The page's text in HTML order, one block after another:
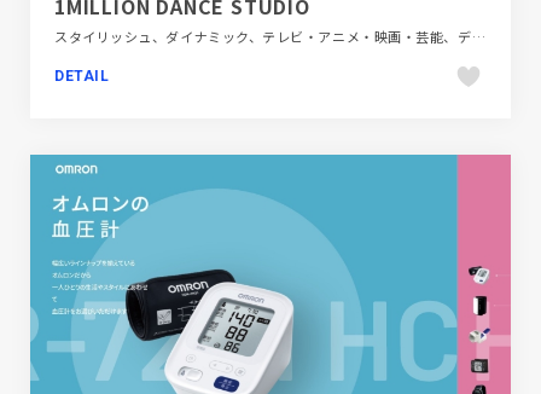
スタイリッシュ、ダイナミック、テレビ・アニメ・映画・芸能、デザイン・アート・音楽・文芸、ブラック系 、モーション多め、大きめ写真、施設・店舗サイト、海外サイト
DETAIL